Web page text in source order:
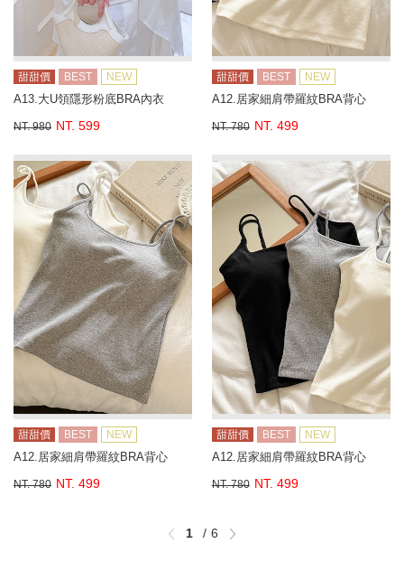
甜甜價 BEST NEW
A13.大U領隱形粉底BRA內衣
NT. 980 NT. 599
甜甜價 BEST NEW
A12.居家細肩帶羅紋BRA背心
NT. 780 NT. 499
甜甜價 BEST NEW
A12.居家細肩帶羅紋BRA背心
NT. 780 NT. 499
甜甜價 BEST NEW
A12.居家細肩帶羅紋BRA背心
NT. 780 NT. 499
1 6